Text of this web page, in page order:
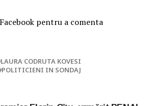
pentru a comenta
LAURA CODRUTA KOVESI
POLITICIENI IN SONDAJ